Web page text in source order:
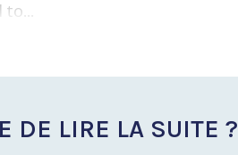
DE LIRE LA SUITE ?